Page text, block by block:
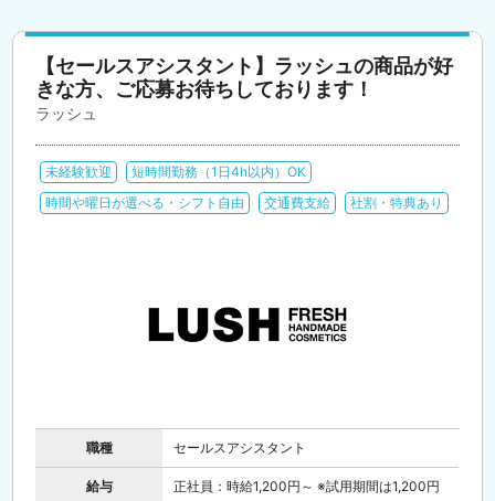
【セールスアシスタント】ラッシュの商品が好
きな方、ご応募お待ちしております！
ラッシュ
未経験歓迎
短時間勤務（1日4h以内）OK
時間や曜日が選べる・シフト自由
交通費支給 社割・特典あり
職種 セールスアシスタント
給与 正社員：時給1,200円～ ※試用期間は1,200円